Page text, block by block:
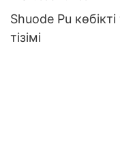
Shuode Pu
тізімі